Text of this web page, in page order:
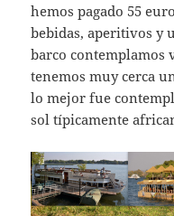
hemos pagado 55
bebidas, aperitivos y
barco contemplamos
tenemos muy cerca
lo mejor fue
sol típicamente